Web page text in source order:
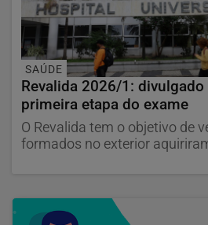
SAÚDE
Revalida 2026/1:
primeira etapa do exame
O Revalida tem o objetivo de
formados no exterior